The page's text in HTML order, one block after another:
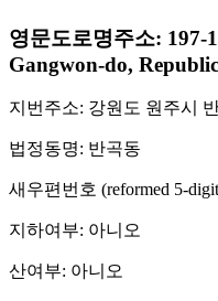
영문도로명주소: 197-
Gangwon-do,
지번주소: 강원도 원주시
법정동명: 반곡동
새우편번호 (reformed 5-
지하여부: 아니오
산여부: 아니오